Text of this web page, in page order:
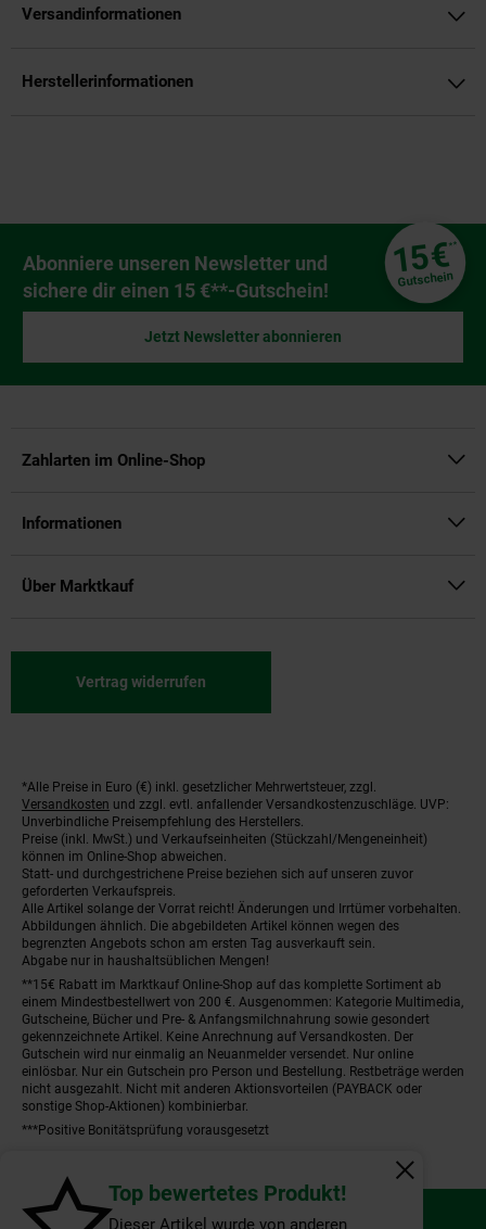
Top bewertetes Produkt!
Dieser Artikel wurde von anderen
Fenster
Versandinformationen
Herstellerinformationen
Newsletter Anmeldung
Abonniere unseren Newsletter und
sichere dir einen 15 €**-Gutschein!
15€**
Gutschein
Jetzt Newsletter abonnieren
Zahlarten im Online-Shop
Informationen
Über Marktkauf
Vertrag widerrufen
Fußnoten
*Alle Preise in Euro (€) inkl. gesetzlicher Mehrwertsteuer, zzgl.
Versandkosten und zzgl. evtl. anfallender Versandkostenzuschläge. UVP:
Unverbindliche Preisempfehlung des Herstellers.
Preise (inkl. MwSt.) und Verkaufseinheiten (Stückzahl/Mengeneinheit)
können im Online-Shop abweichen.
Statt- und durchgestrichene Preise beziehen sich auf unseren zuvor
geforderten Verkaufspreis.
Alle Artikel solange der Vorrat reicht! Änderungen und Irrtümer vorbehalten.
Abbildungen ähnlich. Die abgebildeten Artikel können wegen des
begrenzten Angebots schon am ersten Tag ausverkauft sein.
Abgabe nur in haushaltsüblichen Mengen!
**15€ Rabatt im Marktkauf Online-Shop auf das komplette Sortiment ab
einem Mindestbestellwert von 200 €. Ausgenommen: Kategorie Multimedia,
Gutscheine, Bücher und Pre- & Anfangsmilchnahrung sowie gesondert
gekennzeichnete Artikel. Keine Anrechnung auf Versandkosten. Der
Gutschein wird nur einmalig an Neuanmelder versendet. Nur online
einlösbar. Nur ein Gutschein pro Person und Bestellung. Restbeträge werden
nicht ausgezahlt. Nicht mit anderen Aktionsvorteilen (PAYBACK oder
sonstige Shop-Aktionen) kombinierbar.
***Positive Bonitätsprüfung vorausgesetzt
© NeS GmbH |Kontakt |Datenschutz|Impressum